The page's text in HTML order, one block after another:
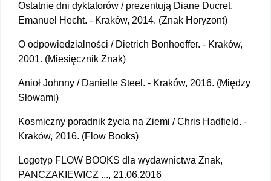
Ostatnie dni dyktatorów / prezentują Diane Ducret,
Emanuel Hecht. - Kraków, 2014. (Znak Horyzont)
O odpowiedzialności / Dietrich Bonhoeffer. - Kraków,
2001. (Miesięcznik Znak)
Anioł Johnny / Danielle Steel. - Kraków, 2016. (Między
Słowami)
Kosmiczny poradnik życia na Ziemi / Chris Hadfield. -
Kraków, 2016. (Flow Books)
Logotyp FLOW BOOKS dla wydawnictwa Znak,
PANCZAKIEWICZ ..., 21.06.2016